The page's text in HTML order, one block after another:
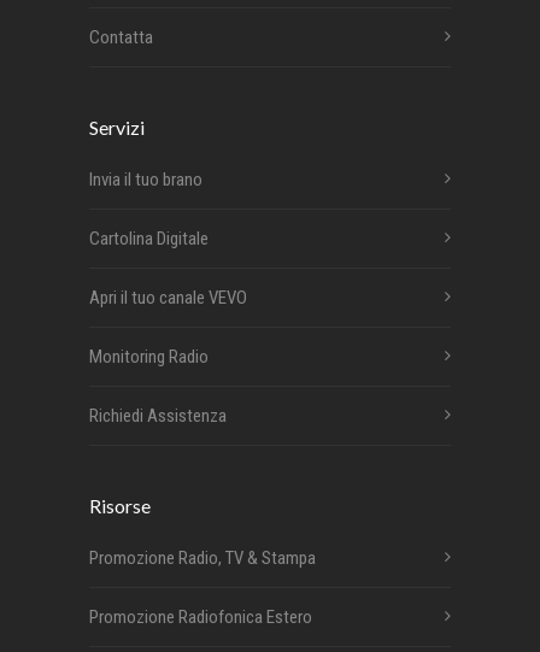
Contatta
Servizi
Invia il tuo brano
Cartolina Digitale
Apri il tuo canale VEVO
Monitoring Radio
Richiedi Assistenza
Risorse
Promozione Radio, TV & Stampa
Promozione Radiofonica Estero